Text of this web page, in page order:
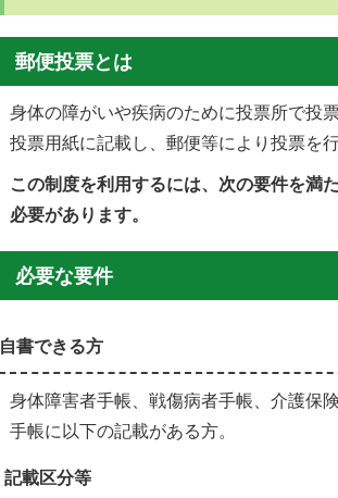
郵便投票とは
身体の障がいや疾病のために投票所で投
投票用紙に記載し、郵便等により投票を行
この制度を利用するには、次の要件を満
必要があります。
必要な要件
自書できる方
身体障害者手帳、戦傷病者手帳、介護保
手帳に以下の記載がある方。
記載区分等